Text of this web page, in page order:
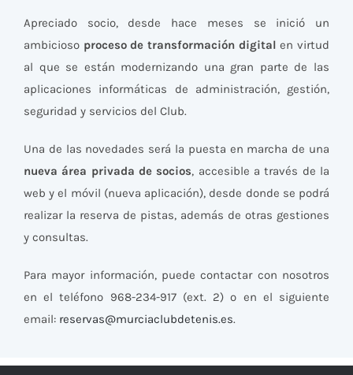
Apreciado socio, desde hace meses se inició un
ambicioso proceso de transformación digital en virtud
al que se están modernizando una gran parte de las
aplicaciones informáticas de administración, gestión,
seguridad y servicios del Club.
Una de las novedades será la puesta en marcha de una
nueva área privada de socios, accesible a través de la
web y el móvil (nueva aplicación), desde donde se podrá
realizar la reserva de pistas, además de otras gestiones
y consultas.
Para mayor información, puede contactar con nosotros
en el teléfono 968-234-917 (ext. 2) o en el siguiente
email: reservas@murciaclubdetenis.es.